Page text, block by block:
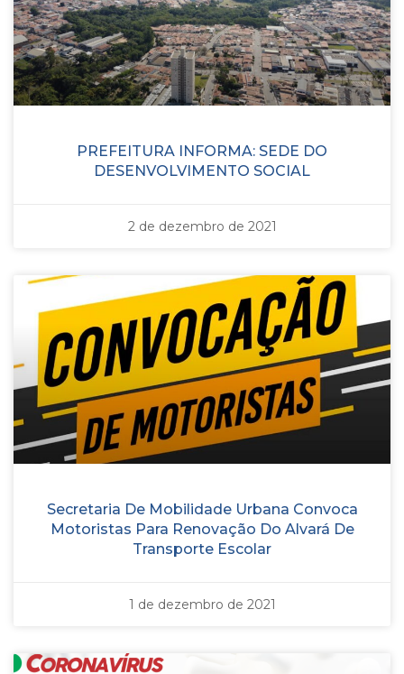
PREFEITURA INFORMA: SEDE DO
DESENVOLVIMENTO SOCIAL
2 de dezembro de 2021
Secretaria De Mobilidade Urbana Convoca
Motoristas Para Renovação Do Alvará De
Transporte Escolar
1 de dezembro de 2021